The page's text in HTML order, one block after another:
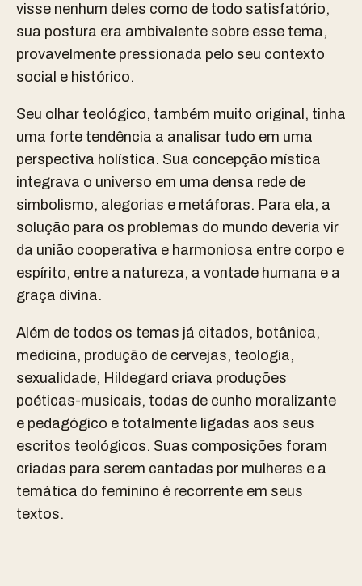
visse nenhum deles como de todo satisfatório,
sua postura era ambivalente sobre esse tema,
provavelmente pressionada pelo seu contexto
social e histórico.
Seu olhar teológico, também muito original, tinha
uma forte tendência a analisar tudo em uma
perspectiva holística. Sua concepção mística
integrava o universo em uma densa rede de
simbolismo, alegorias e metáforas. Para ela, a
solução para os problemas do mundo deveria vir
da união cooperativa e harmoniosa entre corpo e
espírito, entre a natureza, a vontade humana e a
graça divina.
Além de todos os temas já citados, botânica,
medicina, produção de cervejas, teologia,
sexualidade, Hildegard criava produções
poéticas-musicais, todas de cunho moralizante
e pedagógico e totalmente ligadas aos seus
escritos teológicos. Suas composições foram
criadas para serem cantadas por mulheres e a
temática do feminino é recorrente em seus
textos.